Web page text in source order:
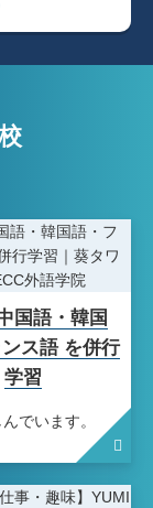
国語・韓国
ス語 を併行
学習
でいます。